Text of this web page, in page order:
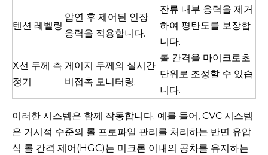
텐션 레벨링
압연 후 제어된 인장
응력을 적용합니다.
잔류 내부 응력을 제거
하여 평탄도를 보장합
니다.
X선 두께 측
정기
게이지 두께의 실시간
비접촉 모니터링.
롤 간격을 마이크로초
단위로 조정할 수 있습
니다.
이러한 시스템은 함께 작동합니다. 예를 들어, CVC 시스템
은 거시적 수준의 롤 프로파일 관리를 처리하는 반면 유압
식 롤 간격 제어(HGC)는 미크론 이내의 공차를 유지하는